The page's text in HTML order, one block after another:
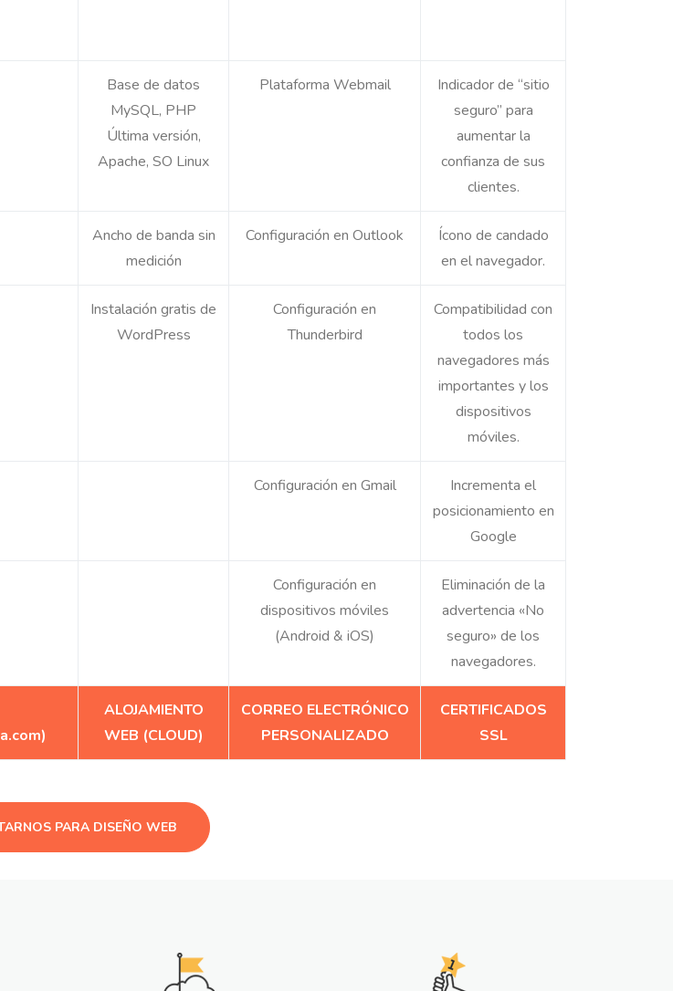
Base de datos
MySQL, PHP
Última versión,
Apache, SO Linux
Plataforma Webmail
Indicador de “sitio
seguro” para
aumentar la
confianza de sus
clientes.
Ancho de banda sin
medición
Configuración en Outlook
Ícono de candado
en el navegador.
Instalación gratis de
WordPress
Configuración en
Thunderbird
Compatibilidad con
todos los
navegadores más
importantes y los
dispositivos
móviles.
Configuración en Gmail
Incrementa el
posicionamiento en
Google
Configuración en
dispositivos móviles
(Android & iOS)
Eliminación de la
advertencia «No
seguro» de los
navegadores.
ALOJAMIENTO
WEB (CLOUD)
CORREO ELECTRÓNICO
PERSONALIZADO
CERTIFICADOS
SSL
PARA DISEÑO WEB